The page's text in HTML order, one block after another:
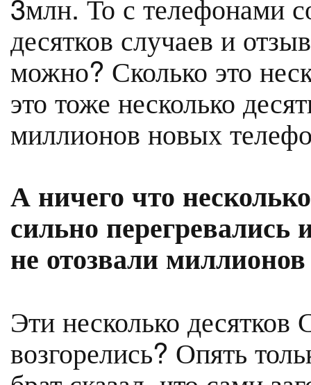
десятков случаев и
можно? Сколько это
это тоже несколько
миллионов новых
А ничего что
сильно
не отозвали
Эти несколько
возгорелись? Опять